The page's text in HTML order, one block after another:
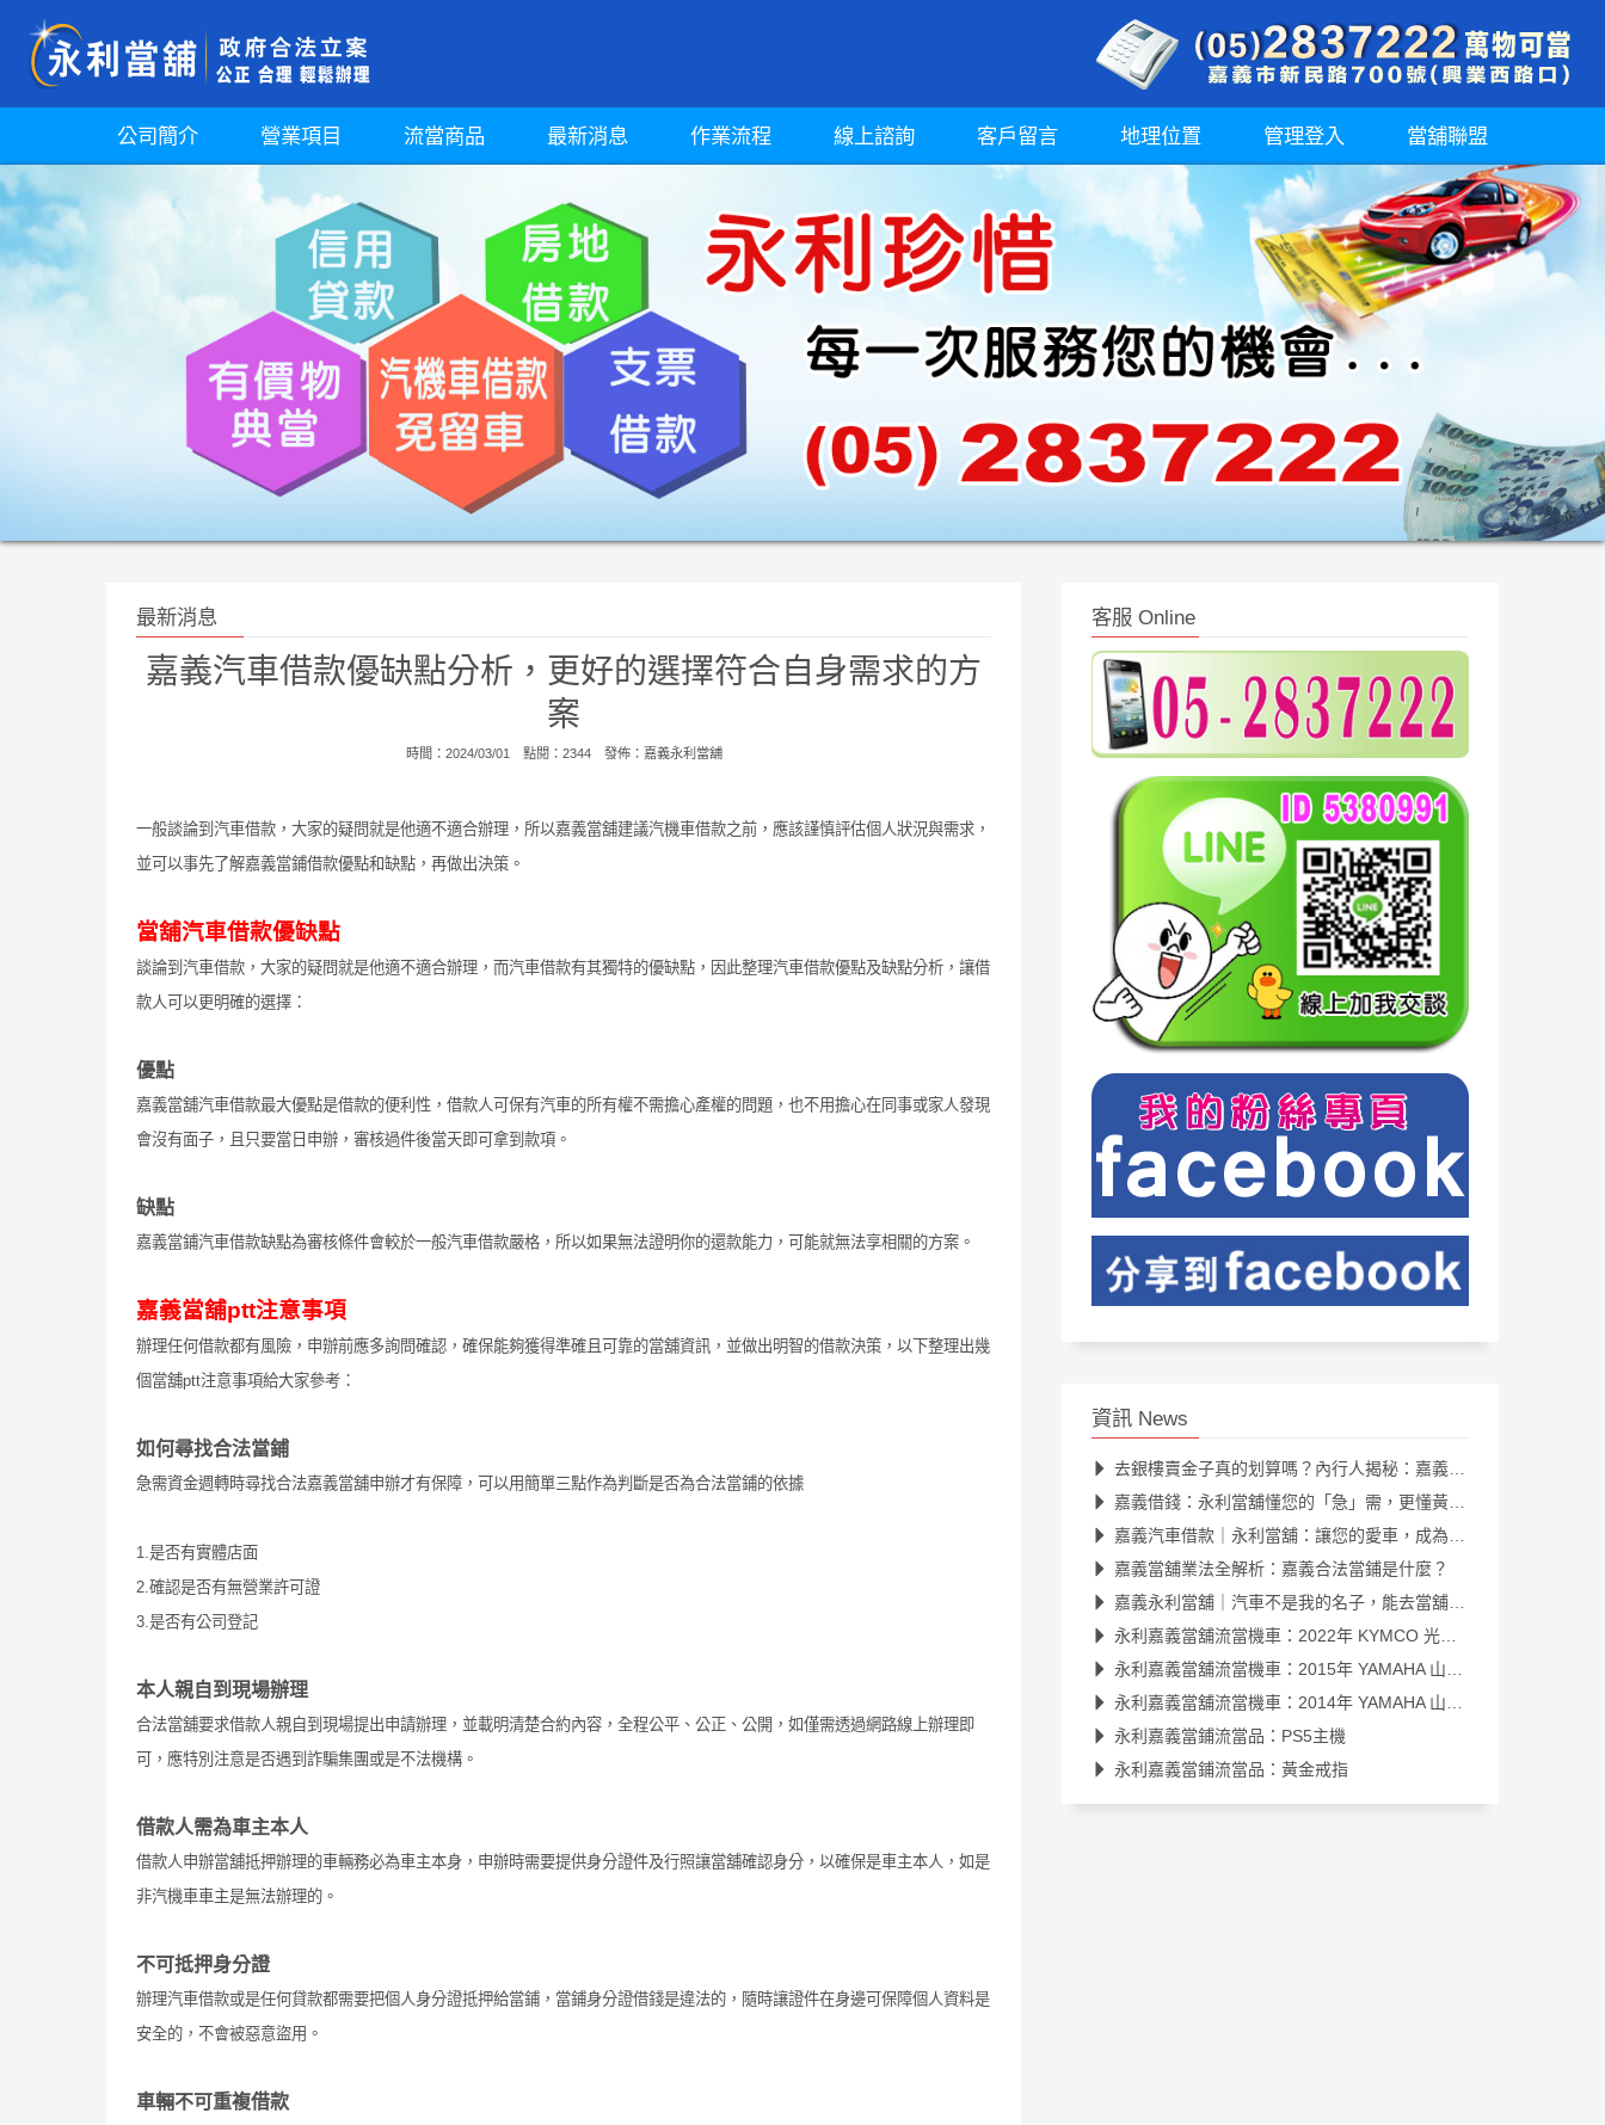
公司簡介 營業項目 流當商品 最新消息 作業流程 線上諮詢 客戶留言 地理位置 管理登入 當舖聯盟
最新消息
嘉義汽車借款優缺點分析，更好的選擇符合自身需求的方
案
時間：2024/03/01 點閱：2344 發佈： 嘉義永利當舖
一般談論到汽車借款，大家的疑問就是他適不適合辦理，所以嘉義當舖建議汽機車借款之前，應該謹慎評估個人狀況與需求，
並可以事先了解嘉義當鋪借款優點和缺點，再做出決策。
當舖汽車借款優缺點
談論到汽車借款，大家的疑問就是他適不適合辦理，而汽車借款有其獨特的優缺點，因此整理汽車借款優點及缺點分析，讓借
款人可以更明確的選擇：
優點
嘉義當舖汽車借款最大優點是借款的便利性，借款人可保有汽車的所有權不需擔心產權的問題，也不用擔心在同事或家人發現
會沒有面子，且只要當日申辦，審核過件後當天即可拿到款項。
缺點
嘉義當鋪汽車借款缺點為審核條件會較於一般汽車借款嚴格，所以如果無法證明你的還款能力，可能就無法享相關的方案。
嘉義當舖ptt注意事項
辦理任何借款都有風險，申辦前應多詢問確認，確保能夠獲得準確且可靠的當舖資訊，並做出明智的借款決策，以下整理出幾
個當舖ptt注意事項給大家參考：
如何尋找合法當鋪
急需資金週轉時尋找合法嘉義當舖申辦才有保障，可以用簡單三點作為判斷是否為合法當鋪的依據
1.是否有實體店面
2.確認是否有無營業許可證
3.是否有公司登記
本人親自到現場辦理
合法當舖要求借款人親自到現場提出申請辦理，並載明清楚合約內容，全程公平、公正、公開，如僅需透過網路線上辦理即
可，應特別注意是否遇到詐騙集團或是不法機構。
借款人需為車主本人
借款人申辦當舖抵押辦理的車輛務必為車主本身，申辦時需要提供身分證件及行照讓當舖確認身分，以確保是車主本人，如是
非汽機車車主是無法辦理的。
不可抵押身分證
辦理汽車借款或是任何貸款都需要把個人身分證抵押給當鋪，當鋪身分證借錢是違法的，隨時讓證件在身邊可保障個人資料是
安全的，不會被惡意盜用。
車輛不可重複借款
客服 Online
資訊 News
去銀樓賣金子真的划算嗎？內行人揭秘：嘉義黃金典當的隱藏優勢
嘉義借錢：永利當舖懂您的「急」需，更懂黃金、汽機車的真正價值
嘉義汽車借款｜永利當舖：讓您的愛車，成為您資金周轉的最佳夥伴
嘉義當舖業法全解析：嘉義合法當鋪是什麼？
嘉義永利當舖｜汽車不是我的名子，能去當舖借錢嗎？
永利嘉義當舖流當機車：2022年 KYMCO 光陽 雷霆S 150 (SR30JK)
永利嘉義當舖流當機車：2015年 YAMAHA 山葉 勁戰(NXC125R)
永利嘉義當舖流當機車：2014年 YAMAHA 山葉 BWS
永利嘉義當鋪流當品：PS5主機
永利嘉義當鋪流當品：黃金戒指